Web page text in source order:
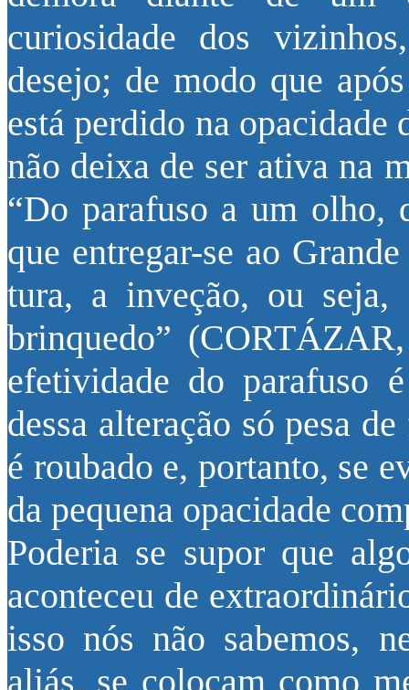
curiosidade dos
desejo; de modo que
está perdido na opacidade
não deixa de ser ativa na
“Do parafuso a um
que entregar-se ao
tura, a inveção, ou
brinquedo”
efetividade do parafuso
dessa alteração só pesa
é roubado e, portanto, se
da pequena opacidade
Poderia se supor que
aconteceu de
isso nós não sabemos,
aliás, se colocam como